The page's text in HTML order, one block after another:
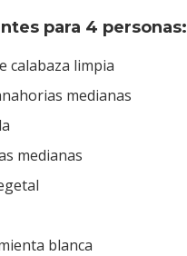
para 4 personas:
calabaza limpia
medianas
medianas
blanca